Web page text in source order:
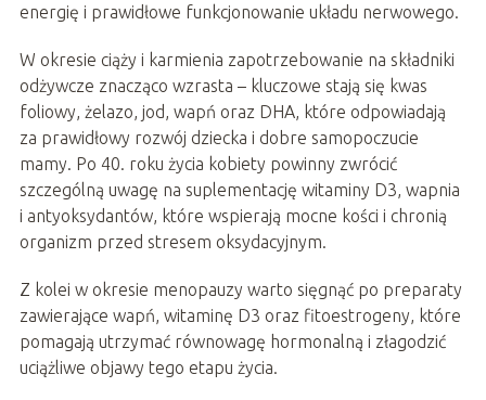
energię i prawidłowe funkcjonowanie układu nerwowego.
W okresie ciąży i karmienia zapotrzebowanie na składniki
odżywcze znacząco wzrasta – kluczowe stają się kwas
foliowy, żelazo, jod, wapń oraz DHA, które odpowiadają
za prawidłowy rozwój dziecka i dobre samopoczucie
mamy. Po 40. roku życia kobiety powinny zwrócić
szczególną uwagę na suplementację witaminy D3, wapnia
i antyoksydantów, które wspierają mocne kości i chronią
organizm przed stresem oksydacyjnym.
Z kolei w okresie menopauzy warto sięgnąć po preparaty
zawierające wapń, witaminę D3 oraz fitoestrogeny, które
pomagają utrzymać równowagę hormonalną i złagodzić
uciążliwe objawy tego etapu życia.